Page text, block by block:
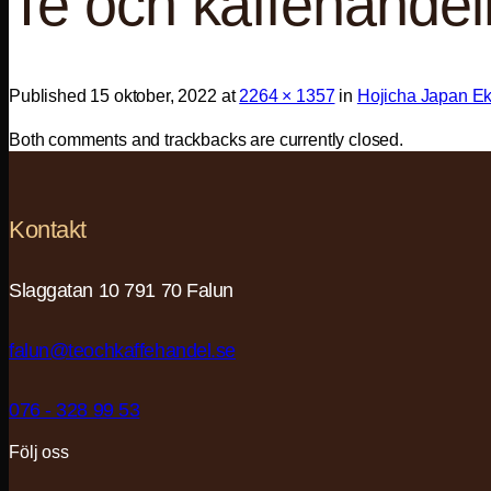
Published 15 oktober, 2022 at2264 × 1357in Hojicha Japan
Both comments and trackbacks are currently closed.
Kontakt
Slaggatan 10 791 70 Falun
falun@teochkaffehandel.se
076 - 328 99 53
Följ oss